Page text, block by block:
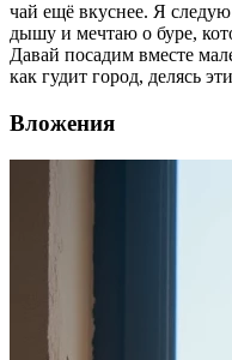
чай ещё вкуснее. Я
дышу и мечтаю о буре,
Давай посадим вместе
как гудит город, делясь
Вложения